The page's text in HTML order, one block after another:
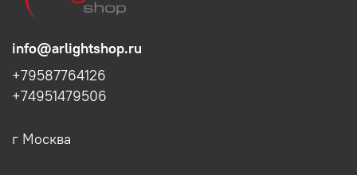
info@arlightshop.ru
+79587764126
+74951479506
г Москва